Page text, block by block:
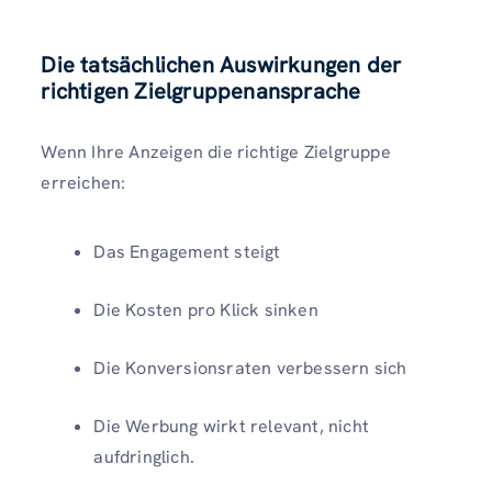
Die tatsächlichen Auswirkungen der
richtigen Zielgruppenansprache
Wenn Ihre Anzeigen die richtige Zielgruppe
erreichen:
Das Engagement steigt
Die Kosten pro Klick sinken
Die Konversionsraten verbessern sich
Die Werbung wirkt relevant, nicht
aufdringlich.